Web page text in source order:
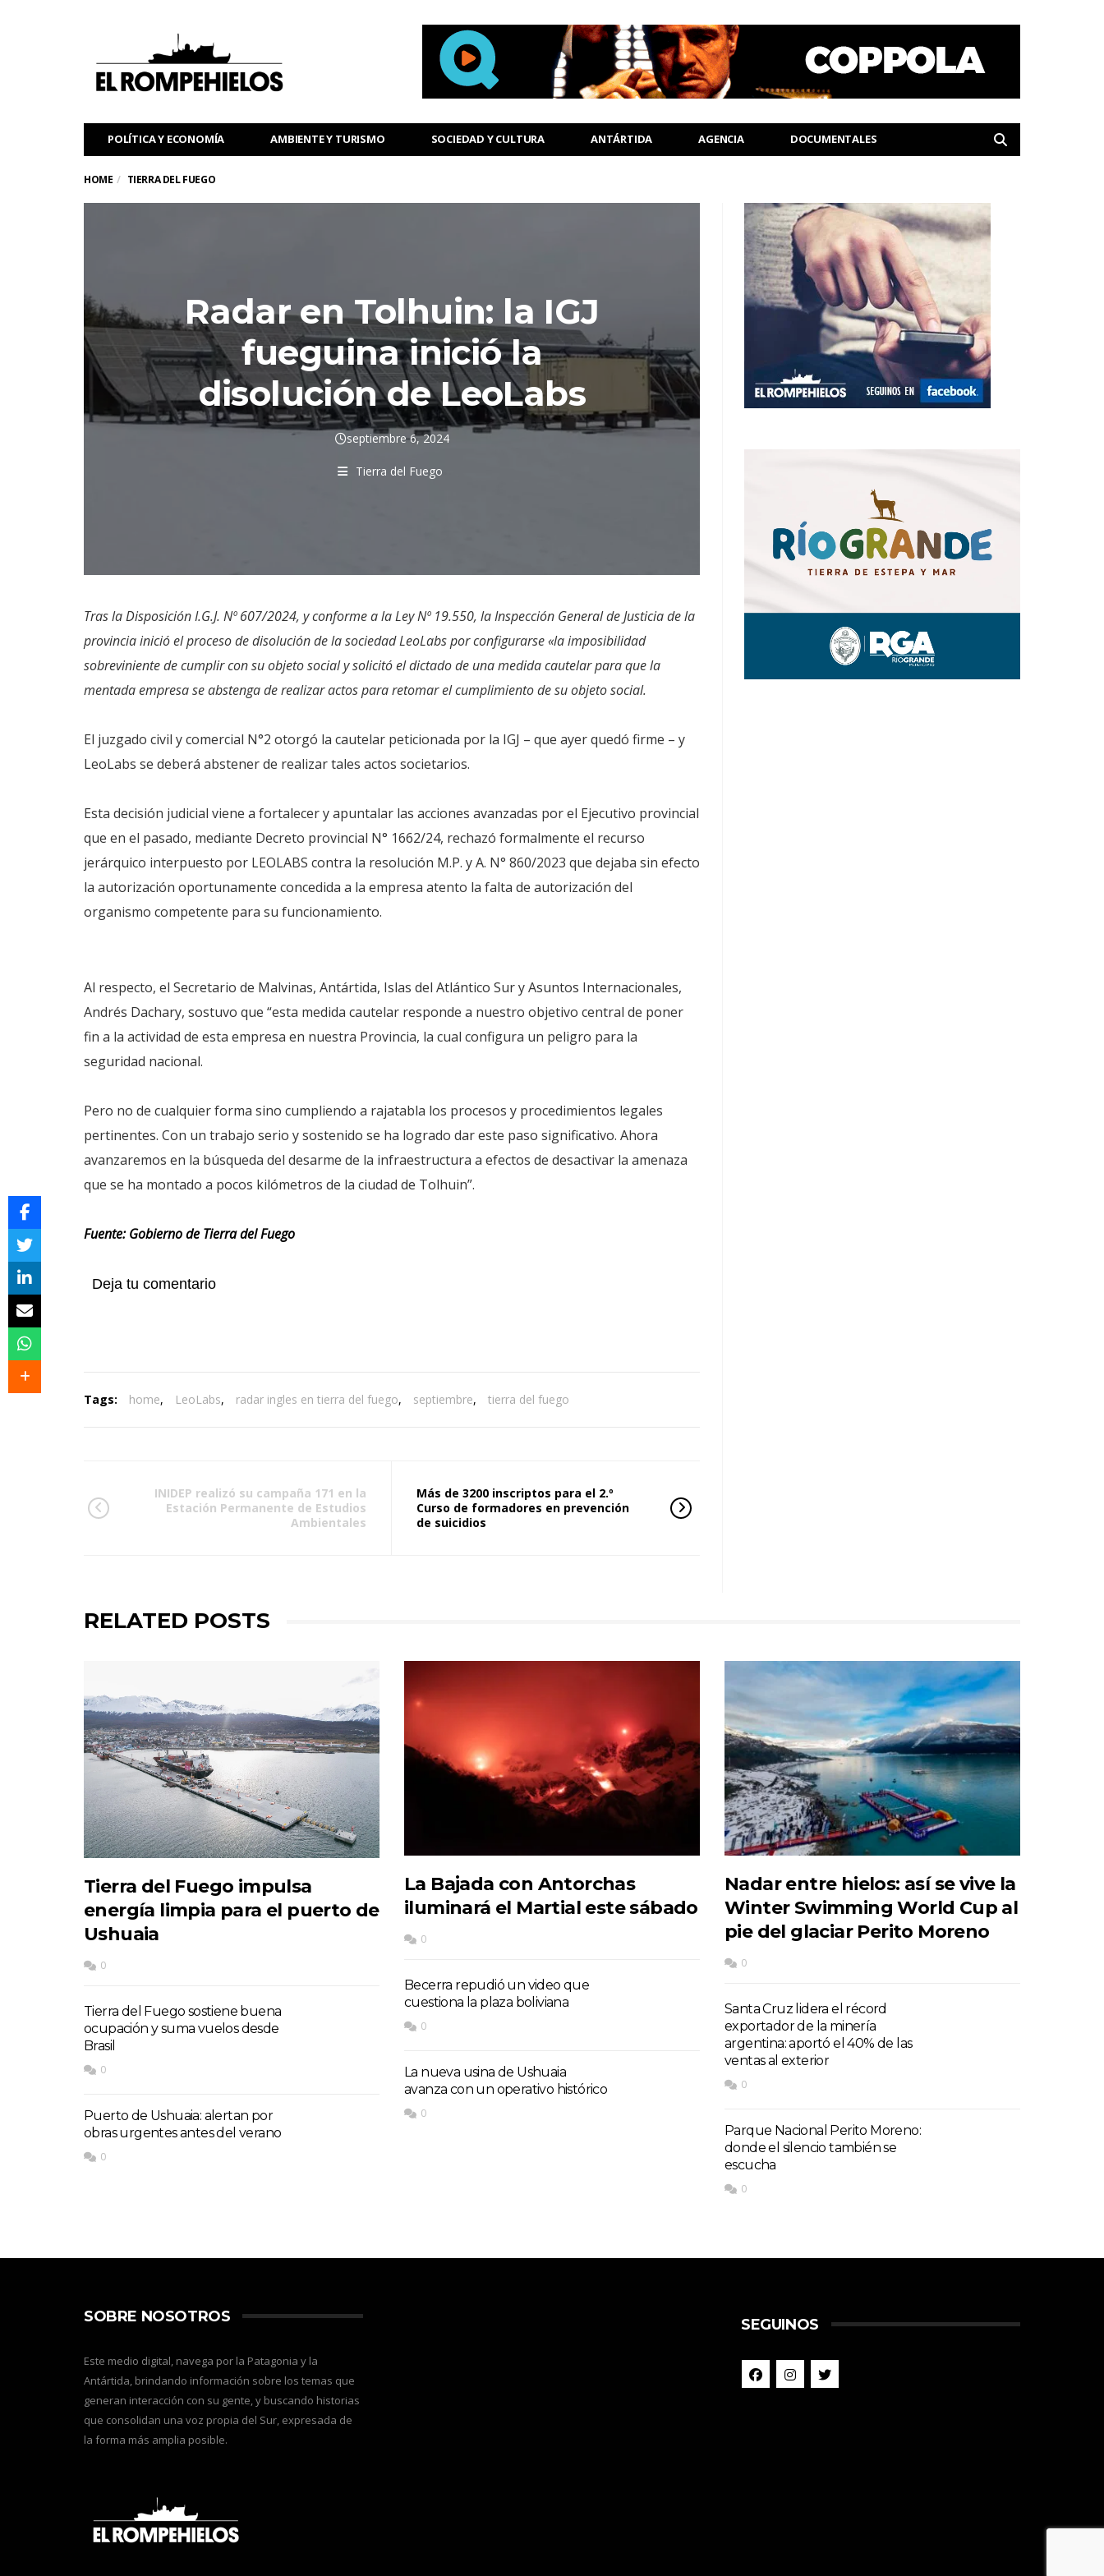
POLÍTICA Y ECONOMÍA AMBIENTE Y TURISMO SOCIEDAD Y CULTURA ANTÁRTIDA AGENCIA DOCUMENTALES
HOME TIERRA DEL FUEGO
Radar en Tolhuin: la IGJ
fueguina inició la
disolución de LeoLabs
septiembre 6, 2024
Tierra del Fuego
Tras la Disposición I.G.J. Nº 607/2024, y conforme a la Ley Nº 19.550, la Inspección General de Justicia de la
provincia inició el proceso de disolución de la sociedad LeoLabs por configurarse «la imposibilidad
sobreviniente de cumplir con su objeto social y solicitó el dictado de una medida cautelar para que la
mentada empresa se abstenga de realizar actos para retomar el cumplimiento de su objeto social.
El juzgado civil y comercial N°2 otorgó la cautelar peticionada por la IGJ – que ayer quedó firme – y
LeoLabs se deberá abstener de realizar tales actos societarios.
Esta decisión judicial viene a fortalecer y apuntalar las acciones avanzadas por el Ejecutivo provincial
que en el pasado, mediante Decreto provincial N° 1662/24, rechazó formalmente el recurso
jerárquico interpuesto por LEOLABS contra la resolución M.P. y A. N° 860/2023 que dejaba sin efecto
la autorización oportunamente concedida a la empresa atento la falta de autorización del
organismo competente para su funcionamiento.
Al respecto, el Secretario de Malvinas, Antártida, Islas del Atlántico Sur y Asuntos Internacionales,
Andrés Dachary, sostuvo que “esta medida cautelar responde a nuestro objetivo central de poner
fin a la actividad de esta empresa en nuestra Provincia, la cual configura un peligro para la
seguridad nacional.
Pero no de cualquier forma sino cumpliendo a rajatabla los procesos y procedimientos legales
pertinentes. Con un trabajo serio y sostenido se ha logrado dar este paso significativo. Ahora
avanzaremos en la búsqueda del desarme de la infraestructura a efectos de desactivar la amenaza
que se ha montado a pocos kilómetros de la ciudad de Tolhuin”.
Fuente: Gobierno de Tierra del Fuego
Deja tu comentario
Tags: home, LeoLabs, radar ingles en tierra del fuego, septiembre, tierra del fuego
INIDEP realizó su campaña 171 en la
Estación Permanente de Estudios
Ambientales
Más de 3200 inscriptos para el 2.º
Curso de formadores en prevención
de suicidios
RELATED POSTS
Tierra del Fuego impulsa
energía limpia para el puerto de
Ushuaia
0
Tierra del Fuego sostiene buena
ocupación y suma vuelos desde
Brasil
0
Puerto de Ushuaia: alertan por
obras urgentes antes del verano
0
La Bajada con Antorchas
iluminará el Martial este sábado
0
Becerra repudió un video que
cuestiona la plaza boliviana
0
La nueva usina de Ushuaia
avanza con un operativo histórico
0
Nadar entre hielos: así se vive la
Winter Swimming World Cup al
pie del glaciar Perito Moreno
0
Santa Cruz lidera el récord
exportador de la minería
argentina: aportó el 40% de las
ventas al exterior
0
Parque Nacional Perito Moreno:
donde el silencio también se
escucha
0
SOBRE NOSOTROS
Este medio digital, navega por la Patagonia y la
Antártida, brindando información sobre los temas que
generan interacción con su gente, y buscando historias
que consolidan una voz propia del Sur, expresada de
la forma más amplia posible.
SEGUINOS